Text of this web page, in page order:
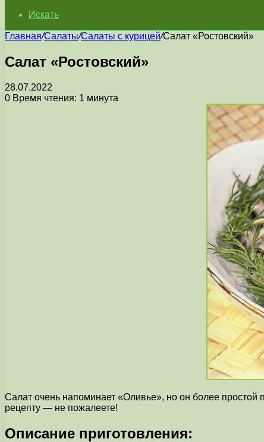
Искать
Главная/Салаты/Салаты с курицей/Салат «Ростовский»
Салат «Ростовский»
28.07.2022
0 Время чтения: 1 минута
Салат очень напоминает «Оливье», но он более простой
рецепту — не пожалеете!
Описание приготовления: